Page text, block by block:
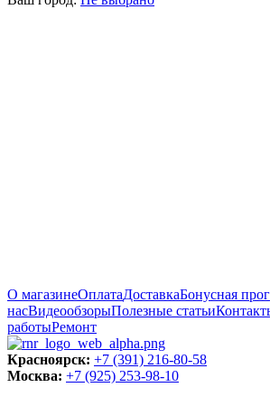
О магазинеОплатаДоставкаБонусная
насВидеообзорыПолезные статьи
работыРемонт
Красноярск: +7 (391) 216-80-58
Москва: +7 (925) 253-98-10